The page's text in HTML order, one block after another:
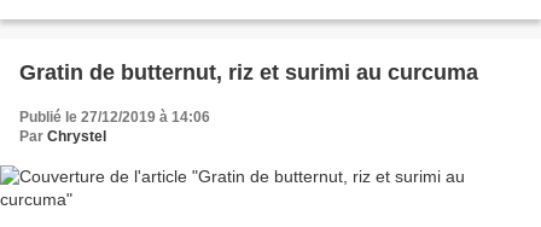
Gratin de butternut, riz et surimi au curcuma
Publié le 27/12/2019 à 14:06
Par Chrystel